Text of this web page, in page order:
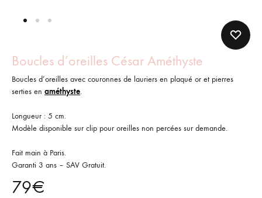
Boucles d’oreilles César Améthyste
Boucles d’oreilles avec couronnes de lauriers en plaqué or et pierres
serties en améthyste.
Longueur : 5 cm.
Modèle disponible sur clip pour oreilles non percées sur demande.
Fait main à Paris.
Garanti 3 ans – SAV Gratuit.
79€